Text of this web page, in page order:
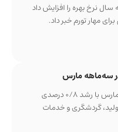
نرخ بهره را افزایش داد
تورم خبر داد.
اقتصاد نیوزیلند در سه‌ماهه منتهی به مارس با رشد ۰/۸ درصدی
گردشگری و خدمات